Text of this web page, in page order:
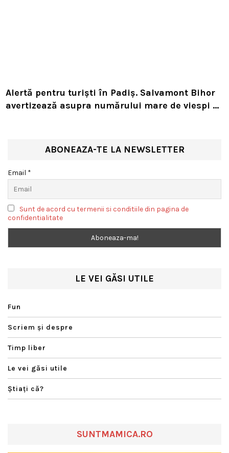
Alertă pentru turiști în Padiș. Salvamont Bihor
avertizează asupra numărului mare de viespi de
ABONEAZA-TE LA NEWSLETTER
Email *
Sunt de acord cu termenii si conditiile din pagina de
confidentialitate
LE VEI GĂSI UTILE
Fun
Scriem şi despre
Timp liber
Le vei găsi utile
Ştiaţi că?
SUNTMAMICA.RO